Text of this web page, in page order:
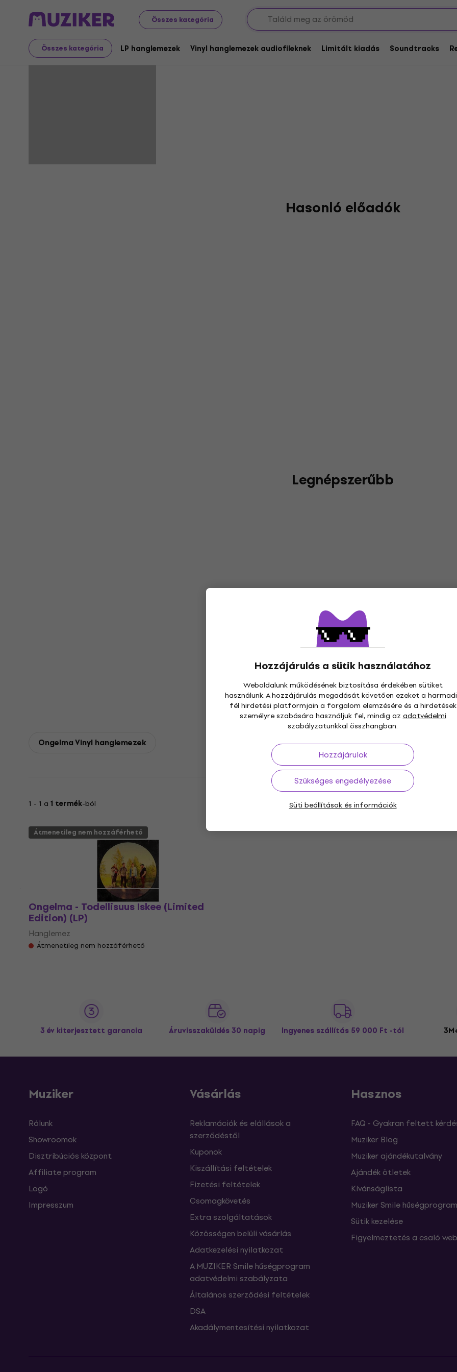
Összes kategória
Összes kategória LP hanglemezek Vinyl hanglemezek audiofileknek Limitált kiadás Soundtracks
Hozzájárulás a sütik használatához
Weboldalunk működésének biztosítása érdekében sütiket
használunk. A hozzájárulás megadását követően ezeket a
fél hirdetési platformjain a forgalom elemzésére és a hirdetések
személyre szabására használjuk fel, mindig az adatvédelmi
szabályzatunkkal összhangban.
Hozzájárulok
Szükséges engedélyezése
Süti beállítások és információk
Ongelma
Hasonló előadók
Legnépszerűbb
Ongelma Vinyl hanglemezek
1 - 1 a 1 termék-ból
Átmenetileg nem hozzáférhető
Ongelma - Todellisuus Iskee (Limited
Edition) (LP)
Hanglemez
Átmenetileg nem hozzáférhető
3 év kiterjesztett garancia Áruvisszaküldés 30 napig Ingyenes szállítás 59 000 Ft -tól
Muziker
Rólunk
Showroomok
Disztribúciós központ
Affiliate program
Logó
Impresszum
Vásárlás
Reklamációk és elállások a
szerződéstől
Kuponok
Kiszállítási feltételek
Fizetési feltételek
Csomagkövetés
Extra szolgáltatások
Közösségen belüli vásárlás
Adatkezelési nyilatkozat
A MUZIKER Smile hűségprogram
adatvédelmi szabályzata
Általános szerződési feltételek
DSA
Akadálymentesítési nyilatkozat
Hasznos
FAQ - Gyakran feltett
Muziker Blog
Muziker ajándékutalvány
Ajándék ötletek
Kívánságlista
Muziker Smile hűségprogram
Sütik kezelése
Figyelmeztetés a csaló